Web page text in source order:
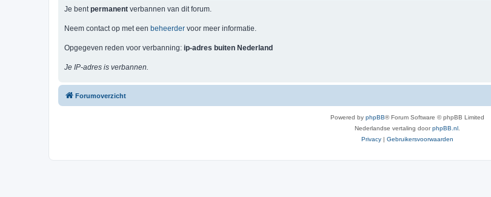
Je bentpermanent verbannen van dit forum.
Neem contact op met een beheerder voor meer informatie.
Opgegeven reden voor verbanning: ip-adres buiten Nederland
Je IP-adres is verbannen.
Forumoverzicht
Powered by phpBB® Forum Software © phpBB Limited
Nederlandse vertaling doorphpBB.nl
Privacy | Gebruikersvoorwaarden